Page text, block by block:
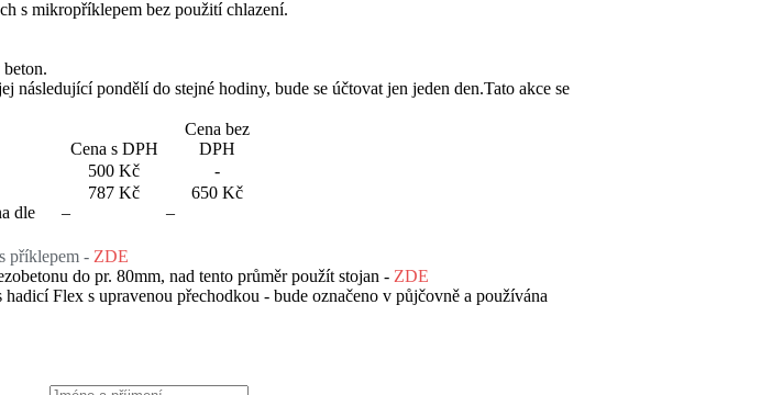
s mikropříklepem bez použití chlazení.
následující pondělí do stejné hodiny, bude se účtovat jen jeden den.Tato akce se
Cena s DPH
Cena bez
DPH
500 Kč
-
787 Kč
650 Kč
dle
– –
příklepem - ZDE
do pr. 80mm, nad tento průměr použít stojan - ZDE
Flex s upravenou přechodkou - bude označeno v půjčovně a používána